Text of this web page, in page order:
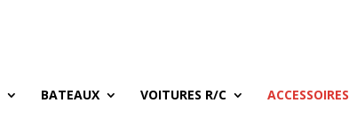
BATEAUX VOITURES R/C ACCESSOIRES